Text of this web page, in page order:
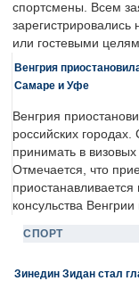
спортсмены. Всем
или гостевыми
Венгрия
Самаре и Уфе
Венгрия
российских
принимать в
Отмечается, что
консульства Венгрии
СПОРТ
Зинедин Зидан стал